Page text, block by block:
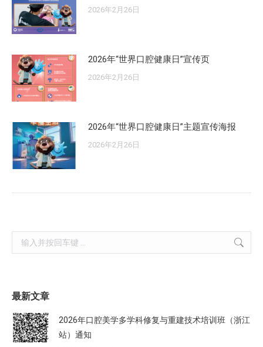
2026年2月26日
2026年“世界口腔健康日”宣传页
2026年2月26日
2026年“世界口腔健康日”主题宣传海报
2026年2月26日
Search:
最新文章
2026年口腔美学多学科修复与重建技术培训班（浙江
站）通知